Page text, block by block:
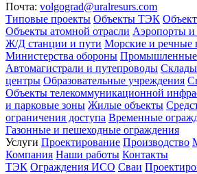
Почта: volgograd@uralresurs.com
Типовые проекты Объекты ТЭК
Объекты атомной отрасли Аэропорты
Ж/Д станции и пути Морские и речные
Министерства обороны Промышленные
Автомагистрали и путепроводы Склады
центры Образовательные учреждения
Объекты телекоммуникационной
и парковые зоны Жилые объекты
ограничения доступа Временные
Газонные и пешеходные ограждения
Услуги Проектирование Производство
Компания Наши работы Контакты
ТЭК Ограждения ИСО Сваи